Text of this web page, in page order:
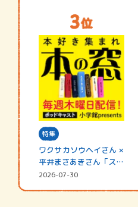
特集
ワクサカソウヘイさん ×
平井まさあきさん「スペ
シャ…
2026-07-30